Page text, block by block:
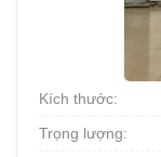
Kích thước:
Trọng lượng: